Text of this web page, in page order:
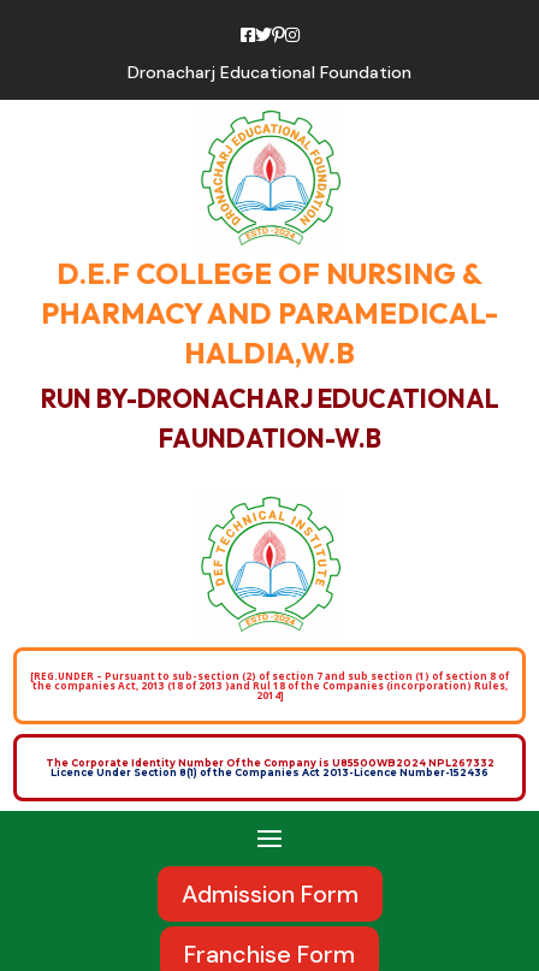
Dronacharj Educational Foundation
D.E.F COLLEGE OF NURSING &
PHARMACY AND PARAMEDICAL-
HALDIA,W.B
RUN BY-DRONACHARJ EDUCATIONAL
FAUNDATION-W.B
[REG.UNDER – Pursuant to sub-section (2) of section 7 and sub section (1) of section 8 of
the companies Act, 2013 (18 of 2013 )and Rul 18 of the Companies (incorporation) Rules,
2014]
The Corporate Identity Number Of the Company is U85500WB2024 NPL267332
Licence Under Section 8(1) of the Companies Act 2013-Licence Number-152436
Admission Form
Franchise Form